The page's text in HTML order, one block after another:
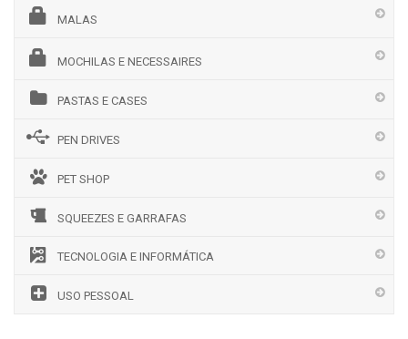
MALAS
MOCHILAS E NECESSAIRES
PASTAS E CASES
PEN DRIVES
PET SHOP
SQUEEZES E GARRAFAS
TECNOLOGIA E INFORMÁTICA
USO PESSOAL